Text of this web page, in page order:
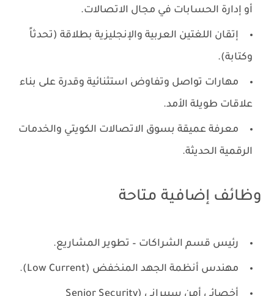
أو إدارة الحسابات في مجال الاتصالات.
إتقان اللغتين العربية والإنجليزية بطلاقة (تحدثاً
وكتابة).
مهارات تواصل وتفاوض استثنائية وقدرة على بناء
علاقات طويلة الأمد.
معرفة عميقة بسوق الاتصالات الكويتي والخدمات
الرقمية الحديثة.
وظائف إضافية متاحة
رئيس قسم الشراكات – تطوير المشاريع.
مهندس أنظمة الجهد المنخفض (Low Current).